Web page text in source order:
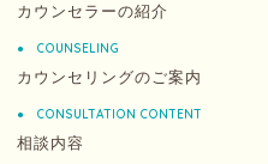
カウンセラーの紹介
COUNSELING
カウンセリングのご案内
CONSULTATION CONTENT
相談内容